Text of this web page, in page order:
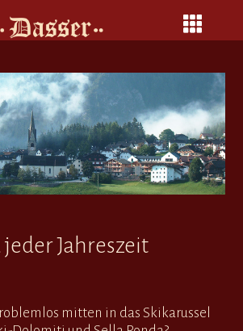
jeder Jahreszeit
mitten in das Skikarussel